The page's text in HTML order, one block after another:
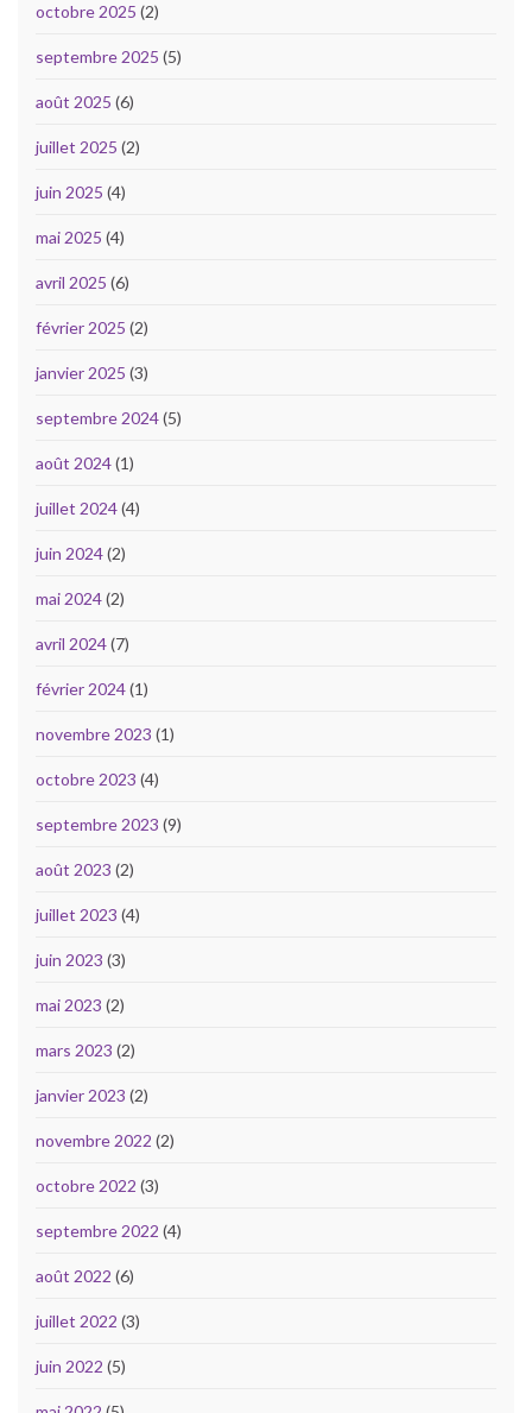
octobre 2025 (2)
septembre 2025 (5)
août 2025 (6)
juillet 2025 (2)
juin 2025 (4)
mai 2025 (4)
avril 2025 (6)
février 2025 (2)
janvier 2025 (3)
septembre 2024(5)
août 2024(1)
juillet 2024(4)
juin 2024(2)
mai 2024(2)
avril 2024(7)
février 2024(1)
novembre 2023 (1)
octobre 2023 (4)
septembre 2023 (9)
août 2023 (2)
juillet 2023 (4)
juin 2023 (3)
mai 2023 (2)
mars 2023 (2)
janvier 2023 (2)
novembre 2022 (2)
octobre 2022 (3)
septembre 2022 (4)
août 2022 (6)
juillet 2022 (3)
juin 2022 (5)